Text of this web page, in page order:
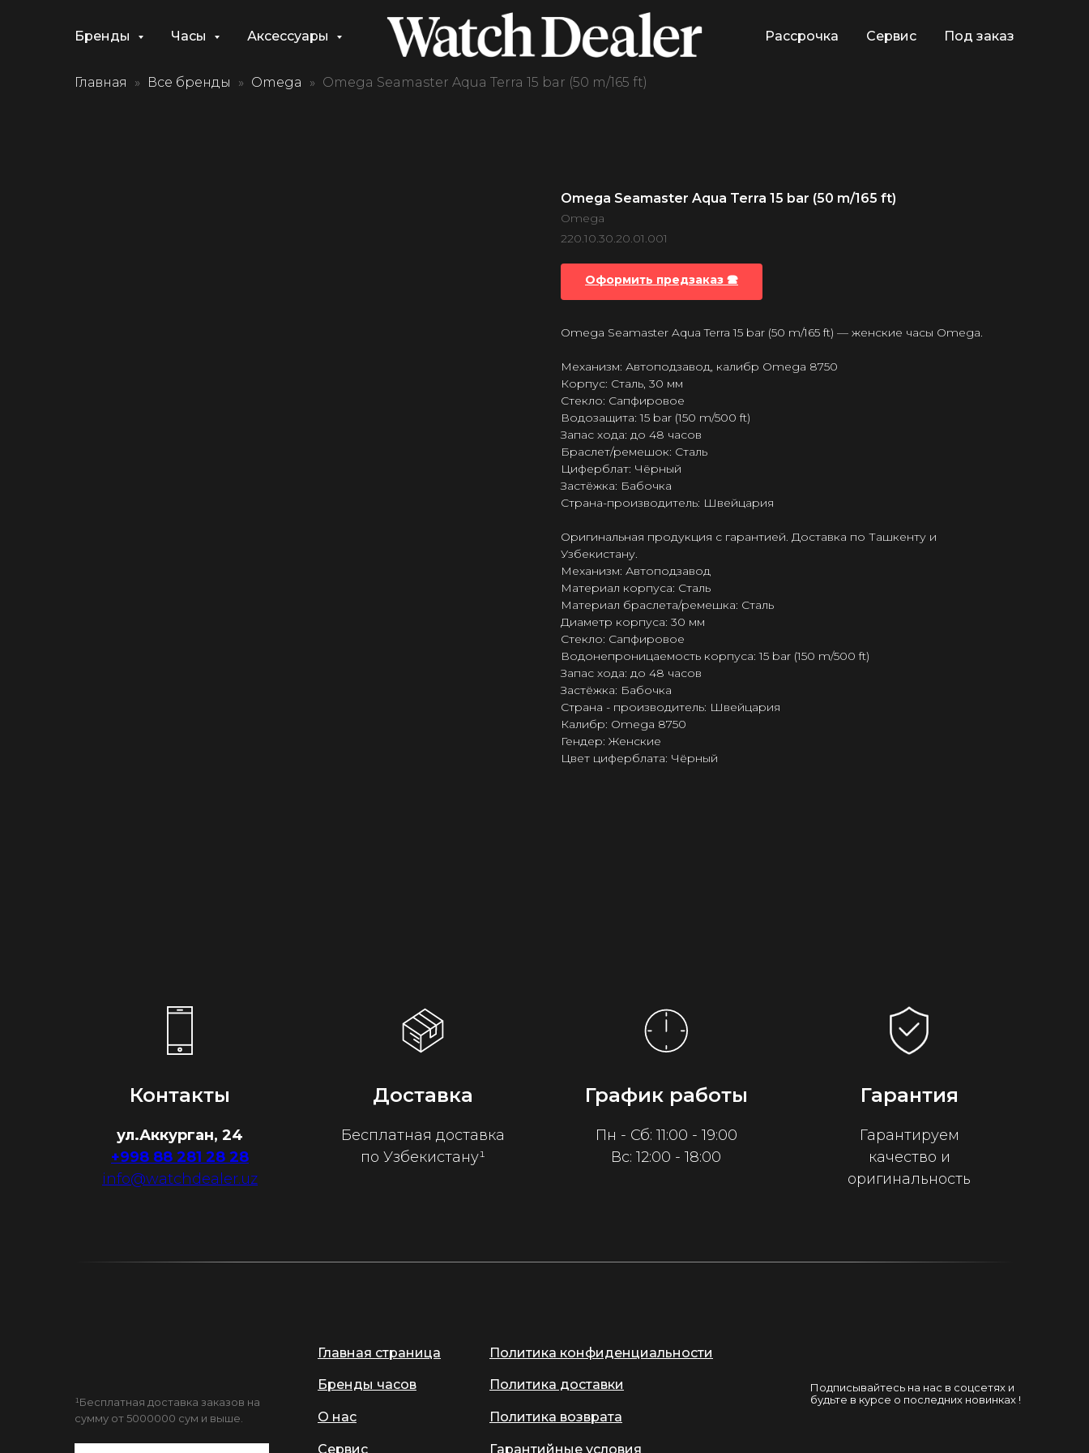
Бренды Часы Аксессуары Рассрочка Сервис Под заказ
Главная Все бренды Omega Omega Seamaster Aqua Terra 15 bar (50 m/165 ft)
Omega Seamaster Aqua Terra 15 bar (50 m/165 ft)
Omega
220.10.30.20.01.001
Оформить предзаказ 🕿
Omega Seamaster Aqua Terra 15 bar (50 m/165 ft) — женские часы Omega.
Механизм: Автоподзавод, калибр Omega 8750
Корпус: Сталь, 30 мм
Стекло: Сапфировое
Водозащита: 15 bar (150 m/500 ft)
Запас хода: до 48 часов
Браслет/ремешок: Сталь
Циферблат: Чёрный
Застёжка: Бабочка
Страна-производитель: Швейцария
Оригинальная продукция с гарантией. Доставка по Ташкенту и
Узбекистану.
Механизм: Автоподзавод
Материал корпуса: Сталь
Материал браслета/ремешка: Сталь
Диаметр корпуса: 30 мм
Стекло: Сапфировое
Водонепроницаемость корпуса: 15 bar (150 m/500 ft)
Запас хода: до 48 часов
Застёжка: Бабочка
Страна - производитель: Швейцария
Калибр: Omega 8750
Гендер: Женские
Цвет циферблата: Чёрный
Контакты
ул.Аккурган, 24
+998 88 281 28 28
info@watchdealer.uz
Доставка
Бесплатная доставка
по Узбекистану¹
График работы
Пн - Сб: 11:00 - 19:00
Вс: 12:00 - 18:00
Гарантия
Гарантируем
качество и
оригинальность
Подписывайтесь на нас в соцсетях и
будьте в курсе о последних новинках !
Главная страница
Бренды часов
О нас
Сервис
¹Бесплатная доставка заказов на
сумму от 5000000 сум и выше.
Политика конфиденциальности
Политика доставки
Политика возврата
Гарантийные условия